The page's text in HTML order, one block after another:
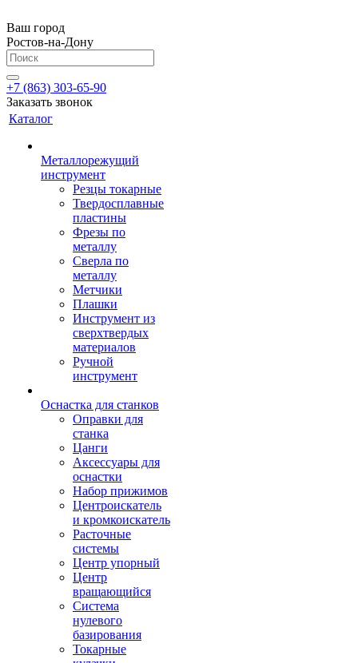
Ваш город
Ростов-на-Дону
+7 (863) 303-65-90
Заказать звонок
Каталог
Металлорежущий
инструмент
Резцы токарные
Твердосплавные
пластины
Фрезы по
металлу
Сверла по
металлу
Метчики
Плашки
Инструмент из
сверхтвердых
материалов
Ручной
инструмент
Оснастка для станков
Оправки для
станка
Цанги
Аксессуары для
оснастки
Набор прижимов
Центроискатель
и кромкоискатель
Расточные
системы
Центр упорный
Центр
вращающийся
Система
нулевого
базирования
Токарные